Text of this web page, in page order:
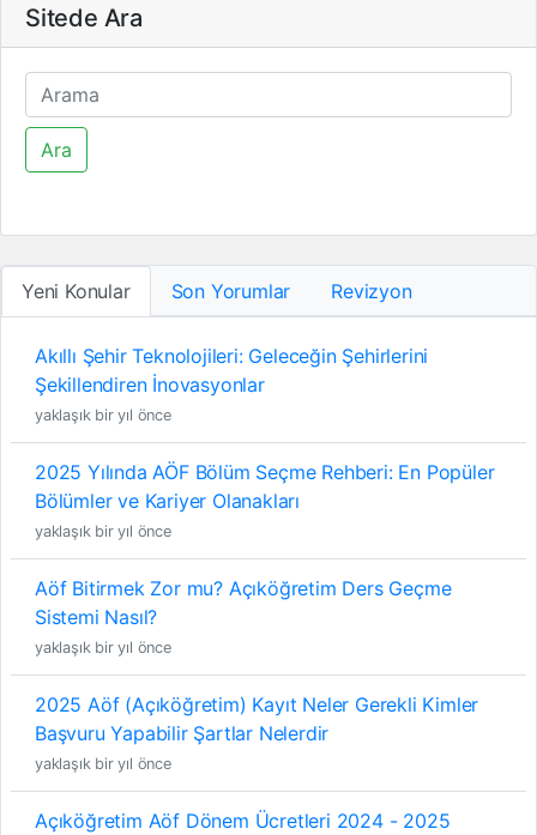
Sitede Ara
Ara
Yeni Konular Son Yorumlar Revizyon
Akıllı Şehir Teknolojileri: Geleceğin Şehirlerini
Şekillendiren İnovasyonlar
yaklaşık bir yıl önce
2025 Yılında AÖF Bölüm Seçme Rehberi: En Popüler
Bölümler ve Kariyer Olanakları
yaklaşık bir yıl önce
Aöf Bitirmek Zor mu? Açıköğretim Ders Geçme
Sistemi Nasıl?
yaklaşık bir yıl önce
2025 Aöf (Açıköğretim) Kayıt Neler Gerekli Kimler
Başvuru Yapabilir Şartlar Nelerdir
yaklaşık bir yıl önce
Açıköğretim Aöf Dönem Ücretleri 2024 - 2025